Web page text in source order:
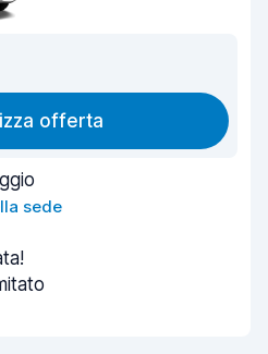
offerta
sede